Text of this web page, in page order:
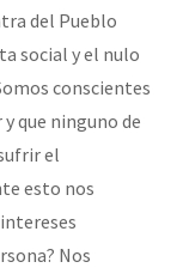
del Pueblo
social y el nulo
conscientes
que ninguno de
el
esto nos
Nos